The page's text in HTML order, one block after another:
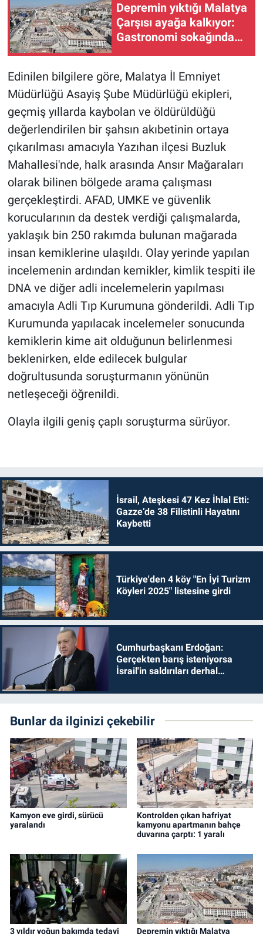
Depremin yıktığı Malatya
Çarşısı ayağa kalkıyor:
Gastronomi sokağında
Edinilen bilgilere göre, Malatya İl Emniyet
Müdürlüğü Asayiş Şube Müdürlüğü ekipleri,
geçmiş yıllarda kaybolan ve öldürüldüğü
değerlendirilen bir şahsın akıbetinin ortaya
çıkarılması amacıyla Yazıhan ilçesi Buzluk
Mahallesi'nde, halk arasında Ansır Mağaraları
olarak bilinen bölgede arama çalışması
gerçekleştirdi. AFAD, UMKE ve güvenlik
korucularının da destek verdiği çalışmalarda,
yaklaşık bin 250 rakımda bulunan mağarada
insan kemiklerine ulaşıldı. Olay yerinde yapılan
incelemenin ardından kemikler, kimlik tespiti ile
DNA ve diğer adli incelemelerin yapılması
amacıyla Adli Tıp Kurumuna gönderildi. Adli Tıp
Kurumunda yapılacak incelemeler sonucunda
kemiklerin kime ait olduğunun belirlenmesi
beklenirken, elde edilecek bulgular
doğrultusunda soruşturmanın yönünün
netleşeceği öğrenildi.
Olayla ilgili geniş çaplı soruşturma sürüyor.
İsrail, Ateşkesi 47 Kez İhlal Etti:
Gazze’de 38 Filistinli Hayatını
Kaybetti
Türkiye'den 4 köy "En İyi Turizm
Köyleri 2025" listesine girdi
Cumhurbaşkanı Erdoğan:
Gerçekten barış isteniyorsa
İsrail'in saldırıları derhal
Bunlar da ilginizi çekebilir
Kamyon eve girdi, sürücü
yaralandı
Kontrolden çıkan hafriyat
kamyonu apartmanın bahçe
duvarına çarptı: 1 yaralı
3 yıldır yoğun bakımda tedavi Depremin yıktığı Malatya